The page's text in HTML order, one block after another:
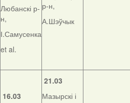
Любанскі р-
н,
І.Самусенка
et al.
р-н,
А.Шэўчык
16.03
21.03
Мазырскі і